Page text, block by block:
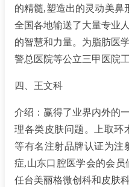
的精髓,塑造出的灵动美鼻
全国各地输送了大量专业
的智慧和力量。为脂肪医
警总医院等公立三甲医院工
四、王文科
介绍：赢得了业界内外的
理各类皮肤问题。上取环
等有名注射品牌认证为注
症,山东口腔医学会的会员
任台美丽格微创科和皮肤